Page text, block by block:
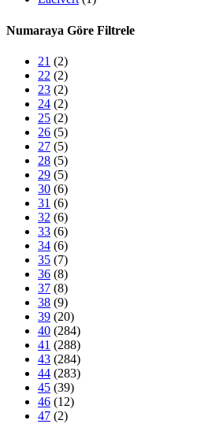
Numaraya Göre Filtrele
21 (2)
22 (2)
23 (2)
24 (2)
25 (2)
26 (5)
27 (5)
28 (5)
29 (5)
30 (6)
31 (6)
32 (6)
33 (6)
34 (6)
35 (7)
36 (8)
37 (8)
38 (9)
39 (20)
40 (284)
41 (288)
43 (284)
44 (283)
45 (39)
46 (12)
47 (2)